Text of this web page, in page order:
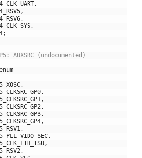
,
,
,
,
;
AUXSRC (undocumented)
enum
,
,
,
,
,
,
,
,
,
,